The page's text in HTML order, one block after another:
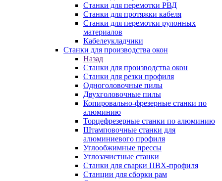
Станки для перемотки РВД
Станки для протяжки кабеля
Станки для перемотки рулонных
материалов
Кабелеукладчики
Станки для производства окон
Назад
Станки для производства окон
Станки для резки профиля
Одноголовочные пилы
Двухголовочные пилы
Копировально-фрезерные станки по
алюминию
Торцефрезерные станки по алюминию
Штамповочные станки для
алюминиевого профиля
Углообжимные прессы
Углозачистные станки
Станки для сварки ПВХ-профиля
Станции для сборки рам